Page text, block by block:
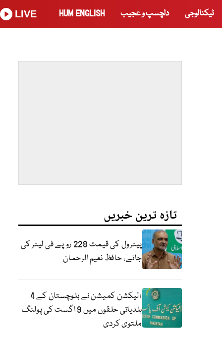
ٹیکنالوجی دلچسپ و عجیب HUM ENGLISH
LIVE
تازہ ترین خبریں
پیٹرول کی قیمت 228 روپے فی لیٹر کی
جائے، حافظ نعیم الرحمان
الیکشن کمیشن نے بلوچستان کے 4
بلدیاتی حلقوں میں 9 اگست کی پولنگ
ملتوی کردی